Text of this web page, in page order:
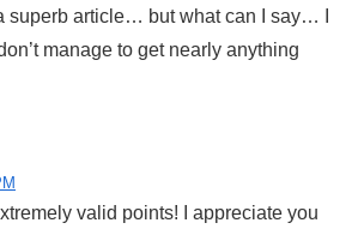
superb article… but what can I say… I
manage to get nearly anything
valid points! I appreciate you